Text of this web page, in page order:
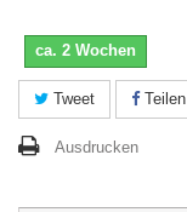
ca. 2 Wochen
Tweet Teilen
Ausdrucken